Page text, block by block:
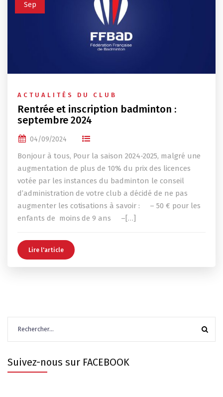
Sep
ACTUALITÉS DU CLUB
Rentrée et inscription badminton :
septembre 2024
04/09/2024
Bonjour à tous, Pour la saison 2024-2025, malgré une
augmentation de plus de 10% du prix des licences
votée par les instances du badminton le conseil
d’administration de votre club a décidé de ne pas
augmenter les cotisations à savoir : – 50 € pour les
enfants de moins de 9 ans –[…]
Lire l'article
Suivez-nous sur FACEBOOK